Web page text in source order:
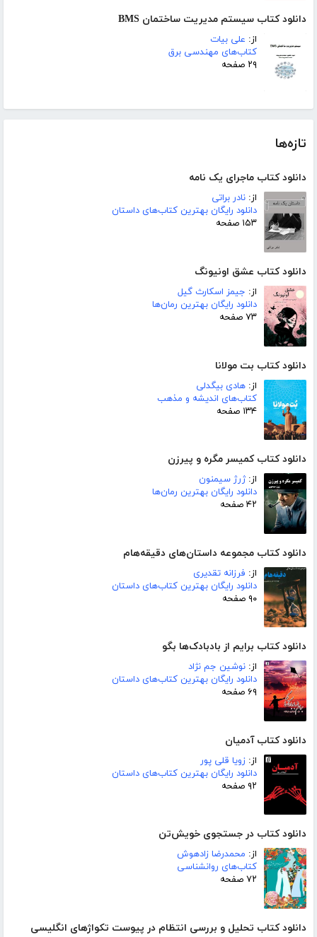
دانلود کتاب سیستم مدیریت ساختمان BMS
از: علی بیات
کتاب‌های مهندسی برق
۲۹ صفحه
تازه‌ها
دانلود کتاب ماجرای یک نامه
از: نادر براتی
دانلود رایگان بهترین کتاب‌های داستان
۱۵۳ صفحه
دانلود کتاب عشق اونیونگ
از: جیمز اسکارث گیل
دانلود رایگان بهترین رمان‌ها
۷۳ صفحه
دانلود کتاب بت مولانا
از: هادی بیگدلی
کتاب‌های اندیشه و مذهب
۱۳۴ صفحه
دانلود کتاب کمیسر مگره و پیرزن
از:ژرژ سیمنون
دانلود رایگان بهترین رمان‌ها
۴۲ صفحه
دانلود کتاب مجموعه داستان‌های دقیقه‌هام
از: فرزانه تقدیری
دانلود رایگان بهترین کتاب‌های داستان
۹۰ صفحه
دانلود کتاب برایم از بادبادک‌ها بگو
از: نوشین جم نژاد
دانلود رایگان بهترین کتاب‌های داستان
۶۹ صفحه
دانلود کتاب آدمیان
از: زویا قلی پور
دانلود رایگان بهترین کتاب‌های داستان
۹۲ صفحه
دانلود کتاب در جستجوی خویش‌تن
از: محمدرضا زادهوش
کتاب‌های روانشناسی
۷۲ صفحه
دانلود کتاب تحلیل و بررسی انتظام در پیوست تکواژهای انگلیسی